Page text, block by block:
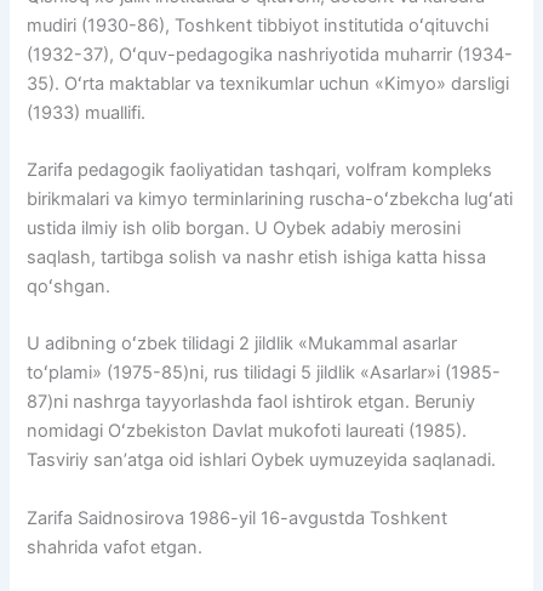
mudiri (1930-86), Toshkent tibbiyot institutida oʻqituvchi
(1932-37), Oʻquv-pedagogika nashriyotida muharrir (1934-
35). Oʻrta maktablar va texnikumlar uchun «Kimyo» darsligi
(1933) muallifi.
Zarifa pedagogik faoliyatidan tashqari, volfram kompleks
birikmalari va kimyo terminlarining ruscha-oʻzbekcha lugʻati
ustida ilmiy ish olib borgan. U Oybek adabiy merosini
saqlash, tartibga solish va nashr etish ishiga katta hissa
qoʻshgan.
U adibning oʻzbek tilidagi 2 jildlik «Mukammal asarlar
toʻplami» (1975-85)ni, rus tilidagi 5 jildlik «Asarlar»i (1985-
87)ni nashrga tayyorlashda faol ishtirok etgan. Beruniy
nomidagi Oʻzbekiston Davlat mukofoti laureati (1985).
Tasviriy sanʼatga oid ishlari Oybek uymuzeyida saqlanadi.
Zarifa Saidnosirova 1986-yil 16-avgustda Toshkent
shahrida vafot etgan.